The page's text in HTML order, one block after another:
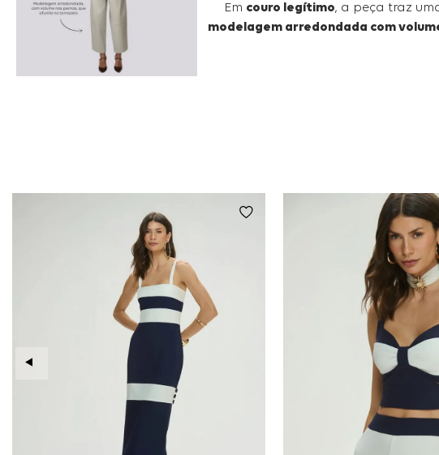
Em couro legítimo, a peça traz
modelagem arredondada com